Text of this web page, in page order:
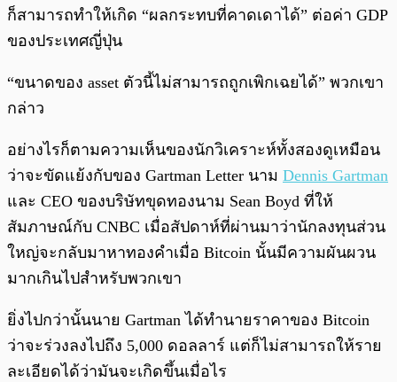
ก็สามารถทำให้เกิด “ผลกระทบที่คาดเดาได้” ต่อค่า GDP
ของประเทศญี่ปุ่น
“ขนาดของ asset ตัวนี้ไม่สามารถถูกเพิกเฉยได้” พวกเขา
กล่าว
อย่างไรก็ตามความเห็นของนักวิเคราะห์ทั้งสองดูเหมือน
ว่าจะขัดแย้งกับของ Gartman Letter นาม Dennis Gartman
และ CEO ของบริษัทขุดทองนาม Sean Boyd ที่ให้
สัมภาษณ์กับ CNBC เมื่อสัปดาห์ที่ผ่านมาว่านักลงทุนส่วน
ใหญ่จะกลับมาหาทองคำเมื่อ Bitcoin นั้นมีความผันผวน
มากเกินไปสำหรับพวกเขา
ยิ่งไปกว่านั้นนาย Gartman ได้ทำนายราคาของ Bitcoin
ว่าจะร่วงลงไปถึง 5,000 ดอลลาร์ แต่ก็ไม่สามารถให้ราย
ละเอียดได้ว่ามันจะเกิดขึ้นเมื่อไร